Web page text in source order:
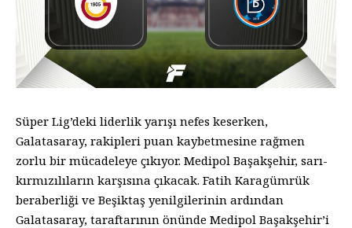
Süper Lig’deki liderlik yarışı nefes keserken,
Galatasaray, rakipleri puan kaybetmesine rağmen
zorlu bir mücadeleye çıkıyor. Medipol Başakşehir, sarı-
kırmızılıların karşısına çıkacak. Fatih Karagümrük
beraberliği ve Beşiktaş yenilgilerinin ardından
Galatasaray, taraftarının önünde Medipol Başakşehir’i